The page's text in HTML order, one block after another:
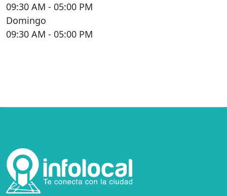
09:30 AM - 05:00 PM
Domingo
09:30 AM - 05:00 PM